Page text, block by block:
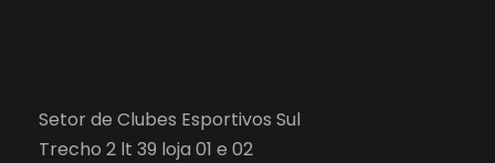
Setor de Clubes Esportivos Sul
Trecho 2 lt 39 loja 01 e 02